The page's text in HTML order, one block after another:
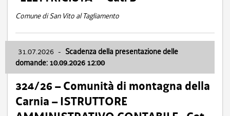
Comune di San Vito al Tagliamento
31.07.2026 - Scadenza della presentazione delle
domande: 10.09.2026 12:00
324/26 – Comunità di montagna della
Carnia – ISTRUTTORE